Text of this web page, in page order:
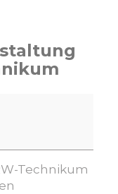
Technikum